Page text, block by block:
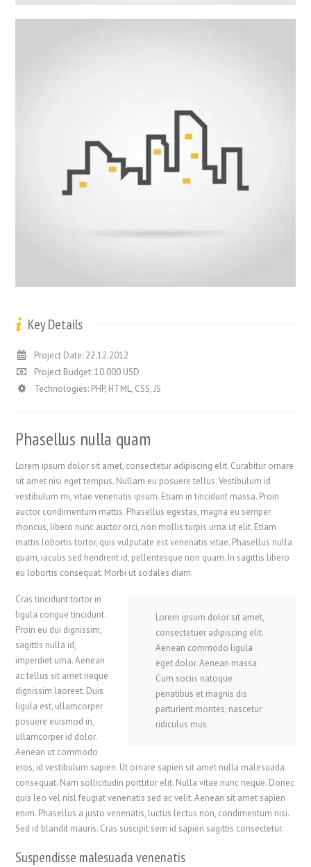
Key Details
Project Date: 22.12.2012
Project Budget: 10.000 USD
Technologies: PHP, HTML, CSS, JS
Phasellus nulla quam
Lorem ipsum dolor sit amet, consectetur adipiscing elit. Curabitur ornare
sit amet nisi eget tempus. Nullam eu posuere tellus. Vestibulum id
vestibulum mi, vitae venenatis ipsum. Etiam in tincidunt massa. Proin
auctor condimentum mattis. Phasellus egestas, magna eu semper
rhoncus, libero nunc auctor orci, non mollis turpis urna ut elit. Etiam
mattis lobortis tortor, quis vulputate est venenatis vitae. Phasellus nulla
quam, iaculis sed hendrerit id, pellentesque non quam. In sagittis libero
eu lobortis consequat. Morbi ut sodales diam.
Lorem ipsum dolor sit amet,
consectetuer adipiscing elit.
Aenean commodo ligula
eget dolor. Aenean massa.
Cum sociis natoque
penatibus et magnis dis
parturient montes, nascetur
ridiculus mus.
Cras tincidunt tortor in
ligula congue tincidunt.
Proin eu dui dignissim,
sagittis nulla id,
imperdiet urna. Aenean
ac tellus sit amet neque
dignissim laoreet. Duis
ligula est, ullamcorper
posuere euismod in,
ullamcorper id dolor.
Aenean ut commodo
eros, id vestibulum sapien. Ut ornare sapien sit amet nulla malesuada
consequat. Nam sollicitudin porttitor elit. Nulla vitae nunc neque. Donec
quis leo vel nisl feugiat venenatis sed ac velit. Aenean sit amet sapien
enim. Phasellus a justo venenatis, luctus lectus non, condimentum nisi.
Sed id blandit mauris. Cras suscipit sem id sapien sagittis consectetur.
Suspendisse malesuada venenatis